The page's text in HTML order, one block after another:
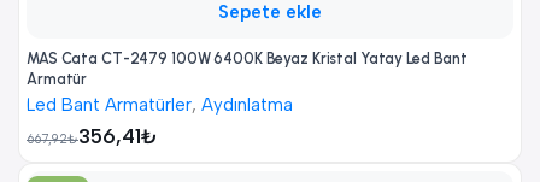
Sepete ekle
MAS Cata CT-2479 100W 6400K Beyaz Kristal Yatay Led Bant
Armatür
Led Bant Armatürler, Aydınlatma
667,92₺356,41₺